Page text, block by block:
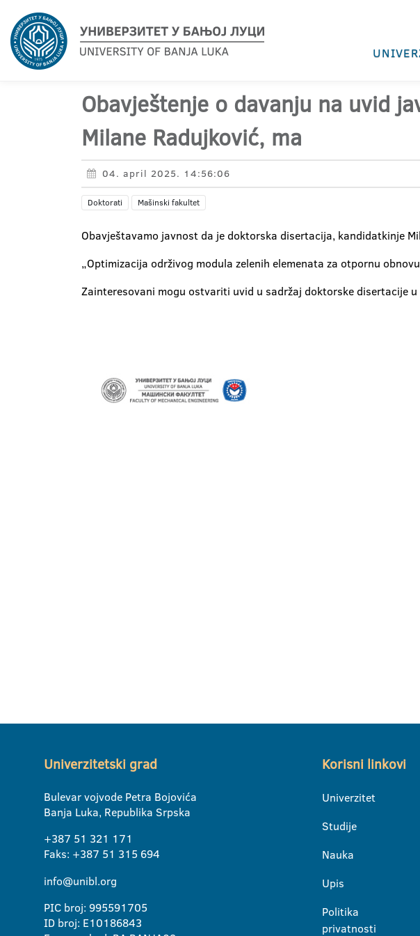
Obavještenje o davanju na uvid
Milane Radujković, ma
04. april 2025. 14:56:06
Doktorati Mašinski fakultet
Obavještavamo javnost da je doktorska disertacija, kandidatkinje
„Optimizacija održivog modula zelenih elemenata za otpornu
Zainteresovani mogu ostvariti uvid u sadržaj doktorske disertacije
Univerzitetski grad
Bulevar vojvode Petra Bojovića
Banja Luka, Republika Srpska
+387 51 321 171
Faks: +387 51 315 694
info@unibl.org
PIC broj: 995591705
ID broj: E10186843
Korisni linkovi
Univerzitet
Studije
Nauka
Upis
Politika
privatnosti